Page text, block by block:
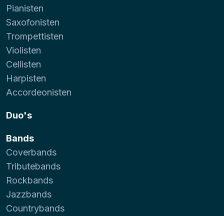
Pianisten
Saxofonisten
Trompettisten
Violisten
Cellisten
Harpisten
Accordeonisten
Duo's
Bands
Coverbands
Tributebands
Rockbands
Jazzbands
Countrybands